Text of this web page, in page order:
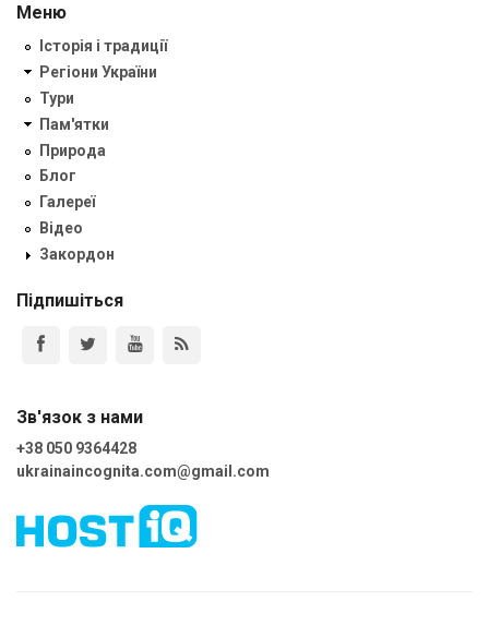
Меню
Історія і традиції
Регіони України
Тури
Пам'ятки
Природа
Блог
Галереї
Відео
Закордон
Підпишіться
Зв'язок з нами
+38 050 9364428
ukrainaincognita.com@gmail.com